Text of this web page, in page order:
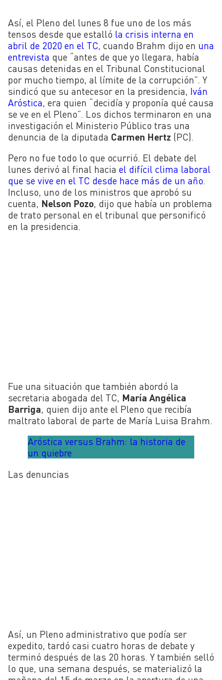
Así, el Pleno del lunes 8 fue uno de los más
tensos desde que estalló la crisis interna en
abril de 2020 en el TC, cuando Brahm dijo en una
entrevista que “antes de que yo llegara, había
causas detenidas en el Tribunal Constitucional
por mucho tiempo, al límite de la corrupción”.Y
sindicó que su antecesor en la presidencia, Iván
Aróstica, era quien “decidía y proponía qué causa
se ve en el Pleno”. Los dichos terminaron en una
investigación el Ministerio Público tras una
denuncia de la diputada Carmen Hertz (PC).
Pero no fue todo lo que ocurrió. El debate del
lunes derivó al final hacia el difícil clima laboral
que se vive en el TC desde hace más de un año.
Incluso, uno de los ministros que aprobó su
cuenta, Nelson Pozo, dijo que había un problema
de trato personal en el tribunal que personificó
en la presidencia.
Fue una situación que también abordó la
secretaria abogada del TC, María Angélica
Barriga, quien dijo ante el Pleno que recibía
maltrato laboral de parte de María Luisa Brahm.
Aróstica versus Brahm: la historia de
un quiebre
Las denuncias
Así, un Pleno administrativo que podía ser
expedito, tardó casi cuatro horas de debate y
terminó después de las 20 horas. Y también selló
lo que, una semana después, se materializó la